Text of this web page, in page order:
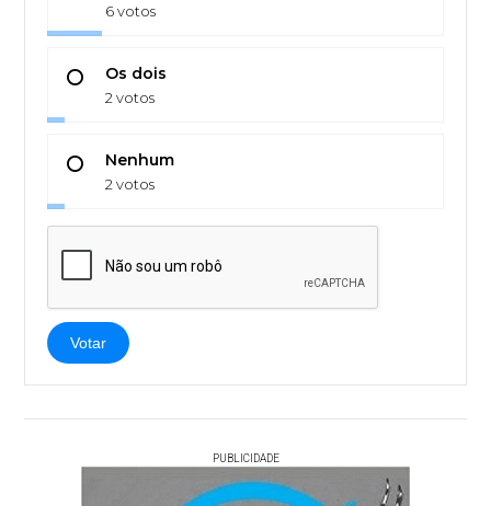
6 votos
Os dois
2 votos
Nenhum
2 votos
Votar
PUBLICIDADE